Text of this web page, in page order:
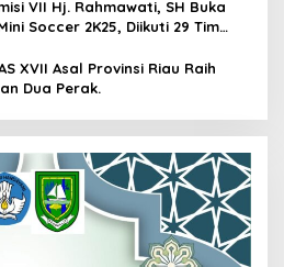
VII Hj. Rahmawati, SH Buka
Soccer 2K25, Diikuti 29 Tim
XVII Asal Provinsi Riau Raih
Dua Perak.